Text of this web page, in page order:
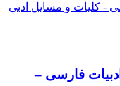
فارسی –